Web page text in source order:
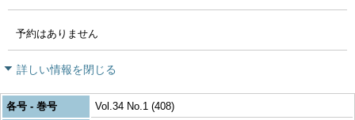
予約はありません
詳しい情報を閉じる
各号 - 巻号
Vol.34 No.1 (408)